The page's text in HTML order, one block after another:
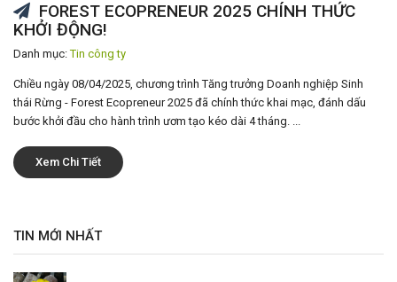
FOREST ECOPRENEUR 2025 CHÍNH THỨC
KHỞI ĐỘNG!
Danh mục:Tin công ty
Chiều ngày 08/04/2025, chương trình Tăng trưởng Doanh nghiệp Sinh
thái Rừng - Forest Ecopreneur 2025 đã chính thức khai mạc, đánh dấu
bước khởi đầu cho hành trình ươm tạo kéo dài 4 tháng. ...
Xem Chi Tiết
TIN MỚI NHẤT